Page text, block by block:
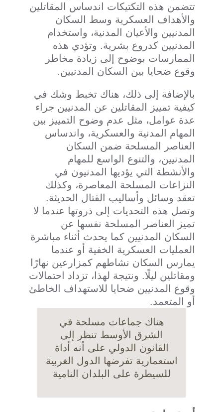
تتضمن هذه التكتيكات اندساس المقاتلين
والأهداف العسكرية وسط السكان
المدنيين والأعيان المدنية، واستخدام
المدنيين كدروع بشرية. وتؤدي هذه
الممارسات بوضوح إلى زيادة مخاطر
وقوع ضحايا بين السكان المدنيين.
بالإضافة إلى ذلك، هناك تخبط وشك في
كيفية تمييز المقاتلين عن المدنيين جراء
عدة عوامل، مثل عدم وضوح التمييز بين
المهام المدنية والعسكرية، واندساس
العناصر المسلحة ضمن السكان
المدنيين، والتنوع الواسع للمهام
والأنشطة التي يؤديها المدنيون في
النزاعات المسلحة المعاصرة، وكذلك
تعقد وسائل وأساليب القتال الحديثة.
وتصل هذه التحديات إلى ذروتها عندما لا
تميز العناصر المسلحة نفسها عن
السكان المدنيين كما يحدث أثناء مباشرة
العمليات العسكرية الخفية أو عندما
يمارس السكان نشاطهم كمزارعين نهارًا
ومقاتلين ليلًا. ونتيجة لهذا، تزداد احتمالات
وقوع المدنيين ضحايا للاستهداف الخاطئ
أو المتعمد.
هناك جماعات مسلحة في
الشرق الأوسط تنظر إلى
القانون الدولي على أنه أداة
استعمارية تفرضها الدول الغربية
للسيطرة على البلدان النامية